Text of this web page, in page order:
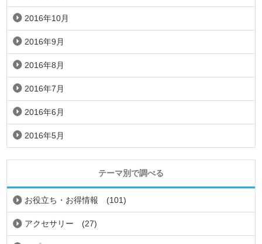
2016年10月
2016年9月
2016年8月
2016年7月
2016年6月
2016年5月
テーマ別で調べる
お役立ち・お得情報 (101)
アクセサリー (27)